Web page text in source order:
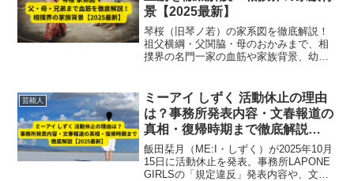
景【2025最新】
琴桜（旧琴ノ若）の家系図を徹底解説！
祖父横綱・父関脇・母のおかみまで、相
撲界の名門一家の血筋や家族背景、幼少
芸能人
ミーアイ しずく 活動休止の理由
は？事務所発表内容・文春報道の
真相・復帰時期まで徹底解説
【2025最新】
飯田栞月（ME:I・しずく）が2025年10月
15日に活動休止を発表。事務所LAPONE
GIRLSの「規定違反」発表内容や、文春